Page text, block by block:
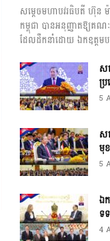
សម្តេចមហាបវរធិបតី ហ៊ុន ម៉
កម្ពុជា បានអនុញ្ញាតឱ្យគ
ដែលដឹកនាំដោយ ឯកឧត្ត
ស
ប្
5
ស
មុ
5
ឯ
ទ
4